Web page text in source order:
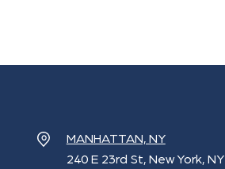
MANHATTAN, NY
240 E 23rd St, New York, NY